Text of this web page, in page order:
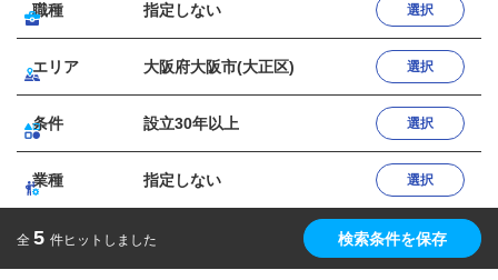
職種 指定しない 選択
エリア 大阪府大阪市(大正区) 選択
条件 設立30年以上 選択
業種 指定しない 選択
全 5 件ヒットしました 検索条件を保存